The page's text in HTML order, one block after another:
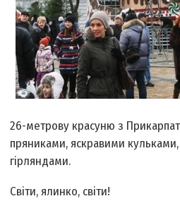
26-метрову красуню з
пряниками, яскравими
гірляндами.
Світи, ялинко, світи!